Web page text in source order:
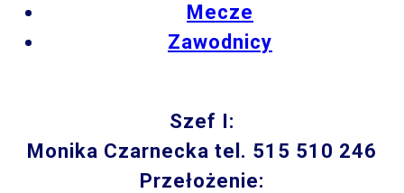
Mecze
Zawodnicy
Szef I:
Monika Czarnecka tel. 515 510 246
Przełożenie: